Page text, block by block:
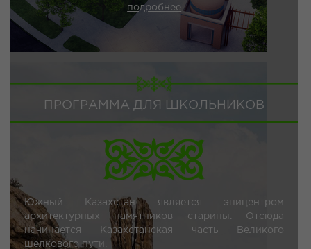
подробнее
ПРОГРАММА ДЛЯ ШКОЛЬНИКОВ
Южный Казахстан является эпицентром
архитектурных памятников старины. Отсюда
начинается Казахстанская часть Великого
шелкового пути.